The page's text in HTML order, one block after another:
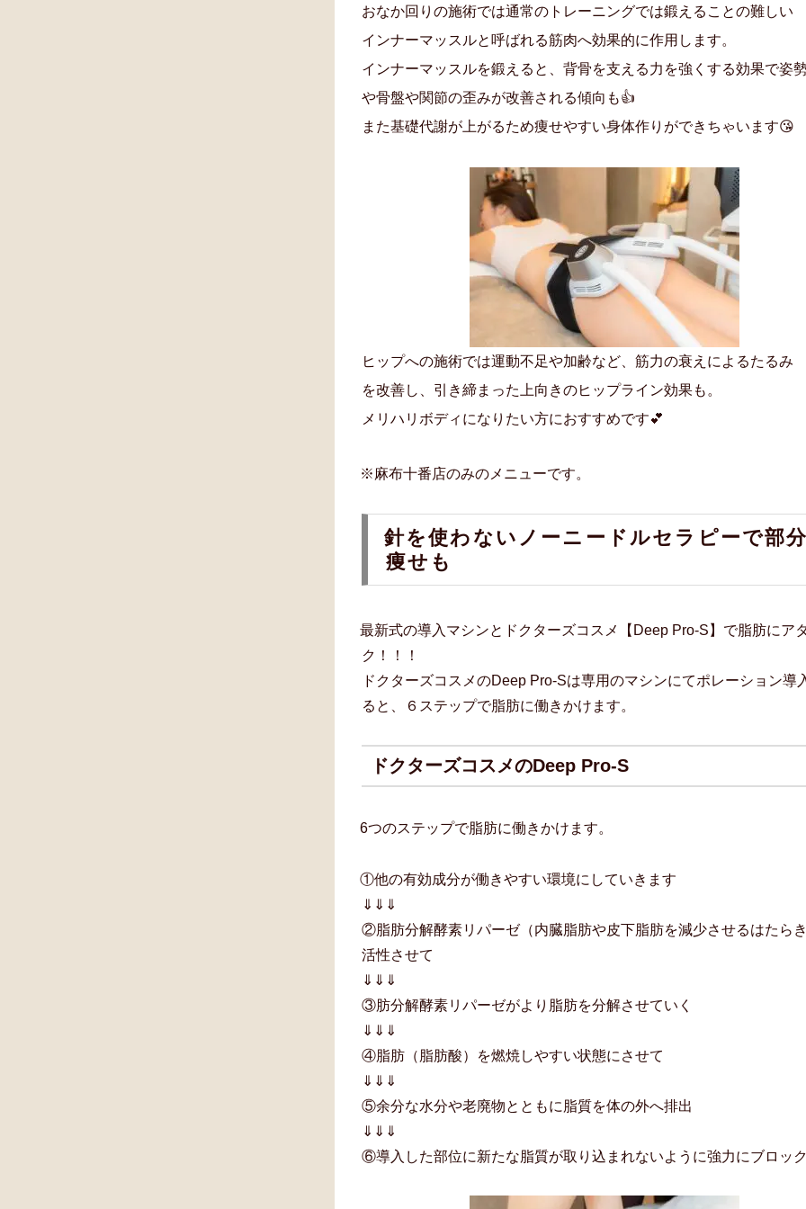
おなか回りの施術では通常のトレーニングでは鍛えることの難しい
インナーマッスルと呼ばれる筋肉へ効果的に作用します。
インナーマッスルを鍛えると、背骨を支える力を強くする効果で姿
や骨盤や関節の歪みが改善される傾向も👍
また基礎代謝が上がるため痩せやすい身体作りができちゃいます😘
ヒップへの施術では運動不足や加齢など、筋力の衰えによるたるみ
を改善し、引き締まった上向きのヒップライン効果も。
メリハリボディになりたい方におすすめです💕
※麻布十番店のみのメニューです。
針を使わないノーニードルセラピーで部
痩せも
最新式の導入マシンと ドクターズコスメ【Deep Pro-S】で脂肪にア
ク！！！
ドクターズコスメのDeep Pro-Sは専用のマシンにてポレーション導
ると、６ステップで脂肪に働きかけます。
ドクターズコスメのDeep Pro-S
6つのステップで脂肪に働きかけます。
①他の有効成分が働きやすい環境にしていきます
⇓⇓⇓
②脂肪分解酵素リパーゼ（内臓脂肪や皮下脂肪を減少させるはたら
活性させて
⇓⇓⇓
③肪分解酵素リパーゼがより脂肪を分解させていく
⇓⇓⇓
④脂肪（脂肪酸）を燃焼しやすい状態にさせて
⇓⇓⇓
⑤余分な水分や老廃物とともに脂質を体の外へ排出
⇓⇓⇓
⑥導入した部位に新たな脂質が取り込まれないように強力にブロッ